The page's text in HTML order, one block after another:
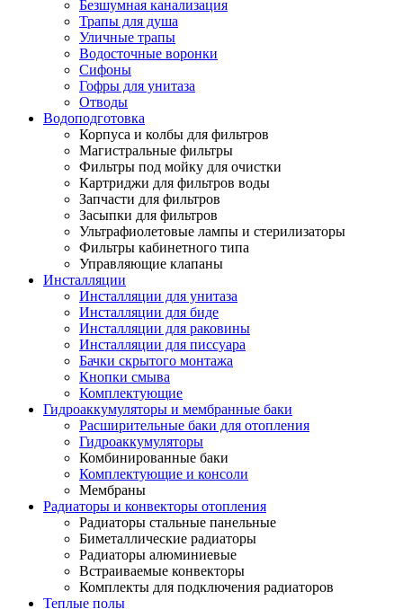
Безшумная канализация
Трапы для душа
Уличные трапы
Водосточные воронки
Сифоны
Гофры для унитаза
Отводы
Водоподготовка
Корпуса и колбы для фильтров
Магистральные фильтры
Фильтры под мойку для очистки
Картриджи для фильтров воды
Запчасти для фильтров
Засыпки для фильтров
Ультрафиолетовые лампы и стерилизаторы
Фильтры кабинетного типа
Управляющие клапаны
Инсталляции
Инсталляции для унитаза
Инсталляции для биде
Инсталляции для раковины
Инсталляции для писсуара
Бачки скрытого монтажа
Кнопки смыва
Комплектующие
Гидроаккумуляторы и мембранные баки
Расширительные баки для отопления
Гидроаккумуляторы
Комбинированные баки
Комплектующие и консоли
Мембраны
Радиаторы и конвекторы отопления
Радиаторы стальные панельные
Биметаллические радиаторы
Радиаторы алюминиевые
Встраиваемые конвекторы
Комплекты для подключения радиаторов
Теплые полы